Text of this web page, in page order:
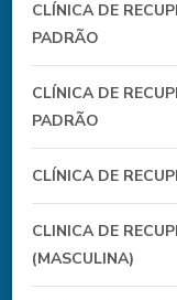
CLÍNICA DE
PADRÃO
CLÍNICA DE
PADRÃO
CLÍNICA DE
CLINICA DE
(MASCULINA)